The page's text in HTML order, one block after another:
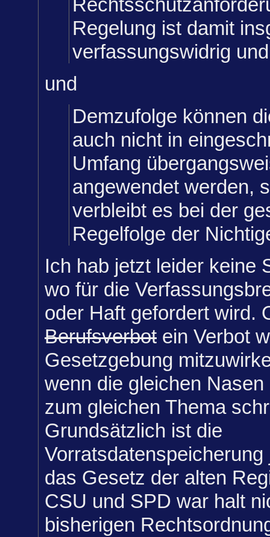
Regelung ist damit
verfassungswidrig
und
Demzufolge können
auch nicht in
Umfang
angewendet werden,
verbleibt es bei der
Regelfolge der
Ich hab jetzt leider keine
wo für die
oder Haft gefordert wird.
Berufsverbot ein Verbot
Gesetzgebung
wenn die gleichen
zum gleichen Thema
Grundsätzlich ist die
das Gesetz der alten
CSU und SPD war halt
bisherigen